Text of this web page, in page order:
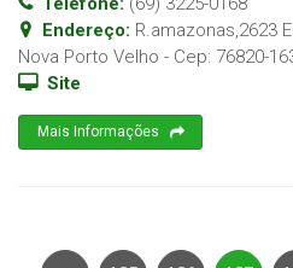
Endereço: R.amazonas,2623
Nova Porto Velho - Cep: 76820-
Site
Mais Informações